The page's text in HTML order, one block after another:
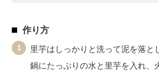
作り方
1
里芋はしっかりと洗って泥を落
鍋にたっぷりの水と里芋を入れ、